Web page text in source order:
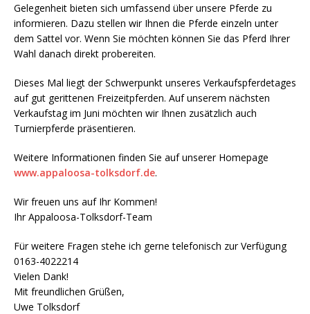
Gelegenheit bieten sich umfassend über unsere Pferde zu
informieren. Dazu stellen wir Ihnen die Pferde einzeln unter
dem Sattel vor. Wenn Sie möchten können Sie das Pferd Ihrer
Wahl danach direkt probereiten.
Dieses Mal liegt der Schwerpunkt unseres Verkaufspferdetages
auf gut gerittenen Freizeitpferden. Auf unserem nächsten
Verkaufstag im Juni möchten wir Ihnen zusätzlich auch
Turnierpferde präsentieren.
Weitere Informationen finden Sie auf unserer Homepage
www.appaloosa-tolksdorf.de.
Wir freuen uns auf Ihr Kommen!
Ihr Appaloosa-Tolksdorf-Team
Für weitere Fragen stehe ich gerne telefonisch zur Verfügung
0163-4022214
Vielen Dank!
Mit freundlichen Grüßen,
Uwe Tolksdorf